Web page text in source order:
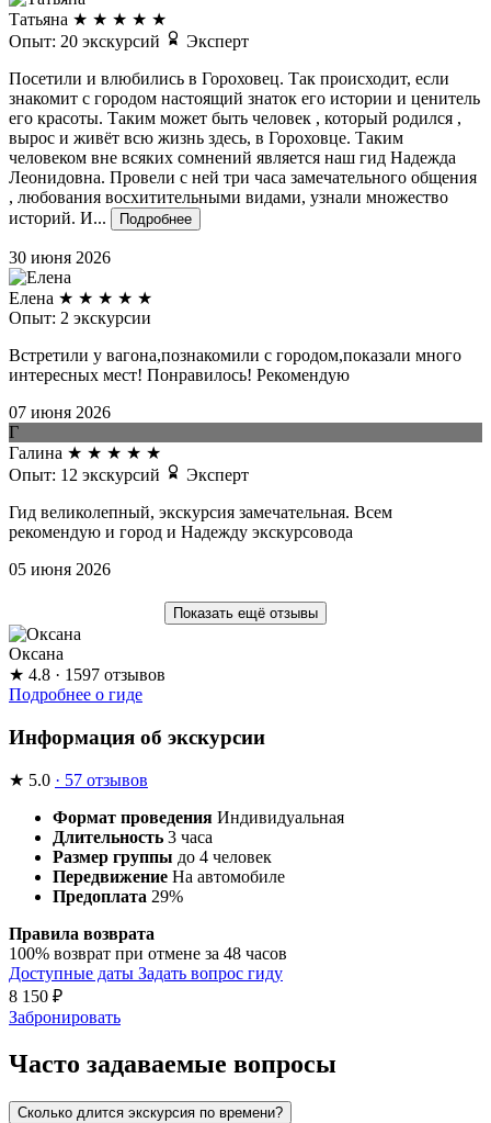
Татьяна ★ ★ ★ ★ ★
Опыт: 20 экскурсий
Эксперт
Посетили и влюбились в Гороховец. Так происходит, если
знакомит с городом настоящий знаток его истории и ценитель
его красоты. Таким может быть человек , который родился ,
вырос и живёт всю жизнь здесь, в Гороховце. Таким
человеком вне всяких сомнений является наш гид Надежда
Леонидовна. Провели с ней три часа замечательного общения
, любования восхитительными видами, узнали множество
историй. И...
Подробнее
30 июня 2026
Елена ★ ★ ★ ★ ★
Опыт: 2 экскурсии
Встретили у вагона,познакомили с городом,показали много
интересных мест! Понравилось! Рекомендую
07 июня 2026
Г
Галина ★ ★ ★ ★ ★
Опыт: 12 экскурсий
Эксперт
Гид великолепный, экскурсия замечательная. Всем
рекомендую и город и Надежду экскурсовода
05 июня 2026
Показать ещё отзывы
Оксана
★ 4.8 · 1597 отзывов
Подробнее о гиде
Информация об экскурсии
★ 5.0 · 57 отзывов
Формат проведения Индивидуальная
Длительность 3 часа
Размер группы до 4 человек
Передвижение На автомобиле
Предоплата 29%
Правила возврата
100% возврат при отмене за 48 часов
Доступные даты Задать вопрос гиду
8 150 ₽
Забронировать
Часто задаваемые вопросы
Сколько длится экскурсия по времени?